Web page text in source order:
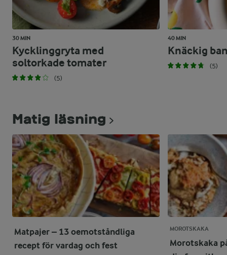
30 MIN
Kycklinggryta med
soltorkade tomater
(5)
40 MIN
Knäckig
(5)
Matig läsning
Matpajer – 13 oemotståndliga
recept för vardag och fest
MOROTSKAKA
Morotskaka